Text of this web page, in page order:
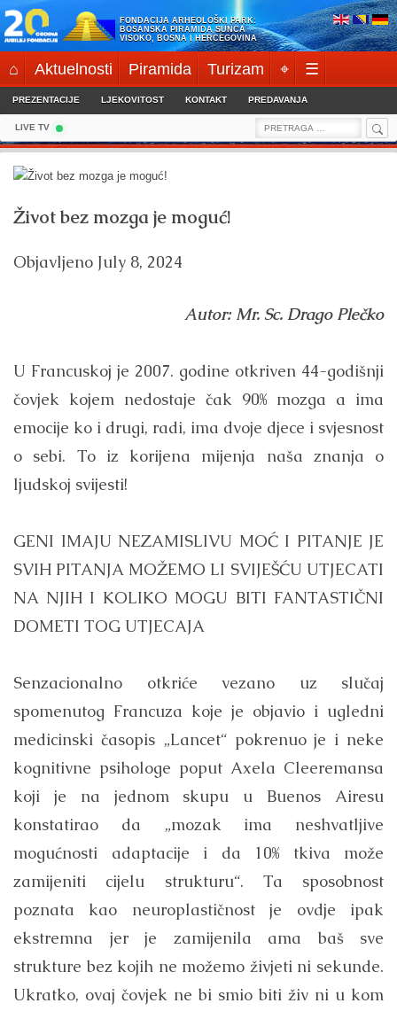
Skip
to
content
FONDACIJA ARHEOLOŠKI PARK:
BOSANSKA PIRAMIDA SUNCA
VISOKO, BOSNA I HERCEGOVINA
⌂ Aktuelnosti Piramida Turizam ⌖ ☰
PREZENTACIJE LJEKOVITOST KONTAKT PREDAVANJA
LIVE TV
Search
for:
Život bez mozga je moguć!
Objavljeno July 8, 2024
Autor: Mr. Sc. Drago Plečko
U Francuskoj je 2007. godine otkriven 44-godišnji
čovjek kojem nedostaje čak 90% mozga a ima
emocije ko i drugi, radi, ima dvoje djece i svjesnost
o sebi. To iz korijena mijenja naša znanja o
ljudskoj svijesti!
GENI IMAJU NEZAMISLIVU MOĆ I PITANJE JE
SVIH PITANJA MOŽEMO LI SVIJEŠĆU UTJECATI
NA NJIH I KOLIKO MOGU BITI FANTASTIČNI
DOMETI TOG UTJECAJA
Senzacionalno otkriće vezano uz slučaj
spomenutog Francuza koje je objavio i ugledni
medicinski časopis „Lancet“ pokrenuo je i neke
kognitivne psihologe poput Axela Cleeremansa
koji je na jednom skupu u Buenos Airesu
konstatirao da „mozak ima neshvatljive
mogućnosti adaptacije i da 10% tkiva može
zamijeniti cijelu strukturu“. Ta sposobnost
poznata kao neuroplastičnost je ovdje ipak
ekstremna jer je zamijenila ama baš sve
strukture bez kojih ne možemo živjeti ni sekunde.
Ukratko, ovaj čovjek ne bi smio biti živ ni u kom